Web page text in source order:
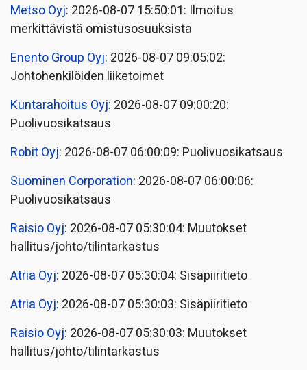
Metso Oyj: 2026-08-07 15:50:01: Ilmoitus
merkittävistä omistusosuuksista
Enento Group Oyj: 2026-08-07 09:05:02:
Johtohenkilöiden liiketoimet
Kuntarahoitus Oyj: 2026-08-07 09:00:20:
Puolivuosikatsaus
Robit Oyj: 2026-08-07 06:00:09: Puolivuosikatsaus
Suominen Corporation: 2026-08-07 06:00:06:
Puolivuosikatsaus
Raisio Oyj: 2026-08-07 05:30:04: Muutokset
hallitus/johto/tilintarkastus
Atria Oyj: 2026-08-07 05:30:04: Sisäpiiritieto
Atria Oyj: 2026-08-07 05:30:03: Sisäpiiritieto
Raisio Oyj: 2026-08-07 05:30:03: Muutokset
hallitus/johto/tilintarkastus